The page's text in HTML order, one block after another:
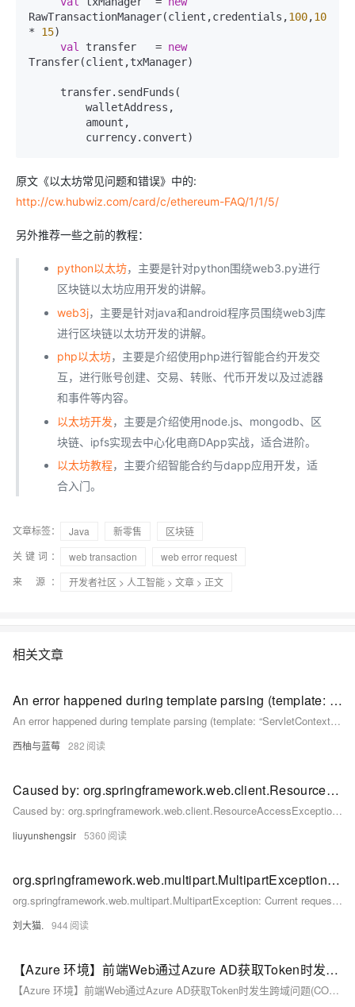
RawTransactionManager(client,credentials,100,1000
*
15)
val
transfer = new
Transfer(client,txManager)
         currency.convert)
原文《以太坊常见问题和错误》中的:
http://cw.hubwiz.com/card/c/ethereum-FAQ/1/1/5/
另外推荐一些之前的教程：
python以太坊，主要是针对python围绕web3.py进行
区块链以太坊应用开发的讲解。
web3j，主要是针对java和android程序员围绕web3j库
进行区块链以太坊开发的讲解。
php以太坊，主要是介绍使用php进行智能合约开发交
互，进行账号创建、交易、转账、代币开发以及过滤器
和事件等内容。
以太坊开发，主要是介绍使用node.js、mongodb、区
块链、ipfs实现去中心化电商DApp实战，适合进阶。
以太坊教程，主要介绍智能合约与dapp应用开发，适
合入门。
文章标签： Java 新零售
区块链
关键词：
web transaction
web error request
来 源：
开发者社区 > 人工智能 > 文章 > 正文
相关文章
An error happened during template parsing (template: “ServletContext resource [/WEB-INF/templates/in
An error happened during template parsing (template: “ServletContext resource [/WEB-INF/templates/in
西柚与蓝莓 282
Caused by: org.springframework.web.client.ResourceAccessException: I/O error on POST request for "http://xxxx.svc.cluster.local:8080/xxxx": Connection reset; nested exception is java.net.SocketException: Connection reset 什么原因导致得
Caused by: org.springframework.web.client.ResourceAccessException: I/O error on POST request for "xxxx.svc.cluster.local:8080/xxxx ": Connection reset; nested exception is java.net.SocketException: Connection reset 什么原因导致得
liuyunshengsir 5360
org.springframework.web.multipart.MultipartException: Current request is not a multipart request
org.springframework.web.multipart.MultipartException: Current request is not a multipart request
刘大猫. 944
【Azure 环境】前端Web通过Azure AD获取Token时发生跨域问题(CORS Error)
【Azure 环境】前端Web通过Azure AD获取Token时发生跨域问题(CORS Error)